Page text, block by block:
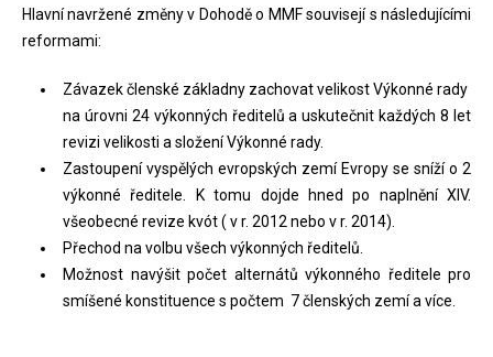
Hlavní navržené změny v Dohodě o MMF souvisejí s následujícími
reformami:
Závazek členské základny zachovat velikost Výkonné rady
na úrovni 24 výkonných ředitelů a uskutečnit každých 8 let
revizi velikosti a složení Výkonné rady.
Zastoupení vyspělých evropských zemí Evropy se sníží o 2
výkonné ředitele. K tomu dojde hned po naplnění XIV.
všeobecné revize kvót ( v r. 2012 nebo v r. 2014).
Přechod na volbu všech výkonných ředitelů.
Možnost navýšit počet alternátů výkonného ředitele pro
smíšené konstituence s počtem 7 členských zemí a více.